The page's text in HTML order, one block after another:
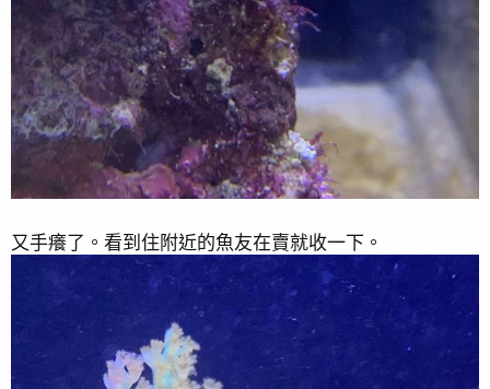
又手癢了。看到住附近的魚友在賣就收一下。